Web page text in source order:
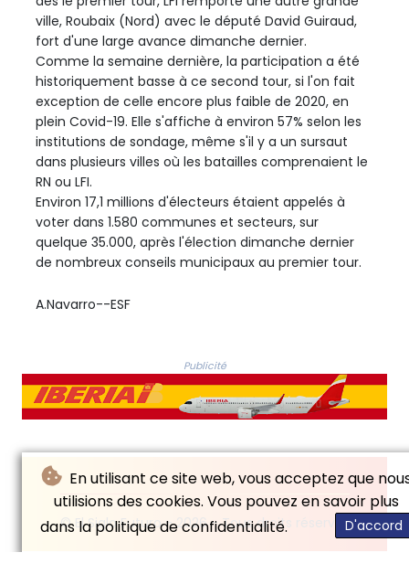
En utilisant ce site web, vous acceptez que
utilisions des cookies. Vous pouvez en savoir plus
dans la politique de confidentialité.
D'accord
ville, Roubaix (Nord) avec le député David Guiraud,
fort d'une large avance dimanche dernier.
Comme la semaine dernière, la participation a été
historiquement basse à ce second tour, si l'on fait
exception de celle encore plus faible de 2020, en
plein Covid-19. Elle s'affiche à environ 57% selon les
institutions de sondage, même s'il y a un sursaut
dans plusieurs villes où les batailles comprenaient le
RN ou LFI.
Environ 17,1 millions d'électeurs étaient appelés à
voter dans 1.580 communes et secteurs, sur
quelque 35.000, après l'élection dimanche dernier
de nombreux conseils municipaux au premier tour.
A.Navarro--ESF
Publicité
© El Siglo Futuro - 2026 - Tous droits réservés